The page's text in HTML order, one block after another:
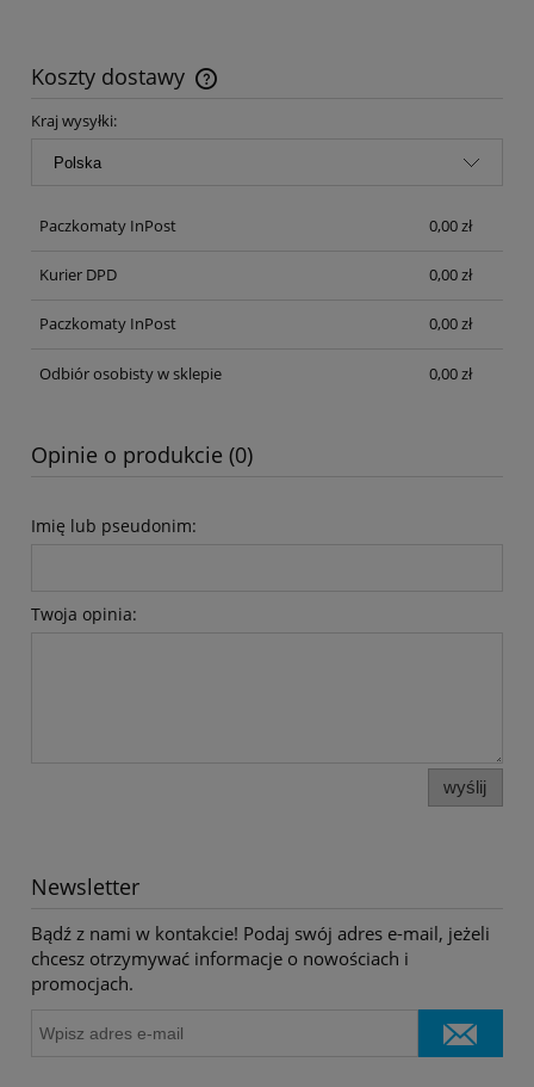
Koszty dostawy
Cena nie zawiera ewentualnych kosztów płatności
Kraj wysyłki:
Paczkomaty InPost 0,00 zł
Kurier DPD 0,00 zł
Paczkomaty InPost 0,00 zł
Odbiór osobisty w sklepie 0,00 zł
Opinie o produkcie (0)
Imię lub pseudonim:
Twoja opinia:
wyślij
Newsletter
Bądź z nami w kontakcie! Podaj swój adres e-mail, jeżeli
chcesz otrzymywać informacje o nowościach i
promocjach.